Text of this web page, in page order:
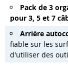
Pack de 3
pour 3, 5 et 7
Arrière
fiable sur les
d'utiliser des